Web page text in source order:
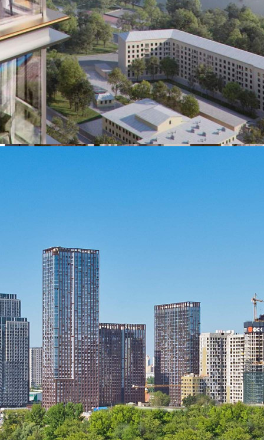
Прямая продажа от застройщика! Кладовая номер 129 общей
площадью 3.5 кв.м. на -3-м этаже в ЖК Sydney City.
[#6034419#]
Где находится